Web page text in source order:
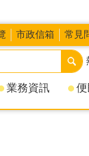
市政信箱 常見
業務資訊